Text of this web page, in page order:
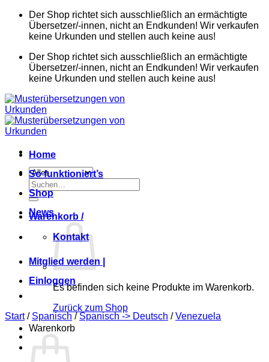
Zum
springen
Der Shop richtet sich ausschließlich an ermächtigte
Übersetzer/-innen, nicht an Endkunden! Wir verkaufen
keine Urkunden und stellen auch keine aus!
Der Shop richtet sich ausschließlich an ermächtigte
Übersetzer/-innen, nicht an Endkunden! Wir verkaufen
keine Urkunden und stellen auch keine aus!
Suchen
nach:
Warenkorb /
Es befinden sich keine Produkte im Warenkorb.
Zurück zum Shop
Warenkorb
Home
So funktioniert’s
Shop
News
Kontakt
Mitglied werden |
Einloggen
Start / Spanisch / Spanisch -> Deutsch / Venezuela